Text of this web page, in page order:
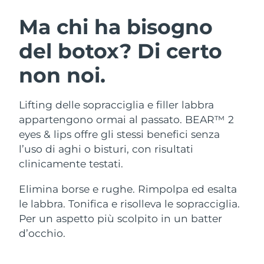
Ma chi ha bisogno
del botox? Di certo
non noi.
Lifting delle sopracciglia e filler labbra
appartengono ormai al passato. BEAR™ 2
eyes & lips offre gli stessi benefici senza
l’uso di aghi o bisturi, con risultati
clinicamente testati.
Elimina borse e rughe. Rimpolpa ed esalta
le labbra. Tonifica e risolleva le sopracciglia.
Per un aspetto più scolpito in un batter
d’occhio.
Detersione viso
Anti-aging massage
LUNA™ 4 Plus
Massage, LED heating
LUNA™ 4 Men
For men, anti-aging massage
Microcurrent toning
BEAR™ 2 go
Microcurrent toning on-the-go
BEAR™ 2 eyes & lips
Microcurrent line smoothing device
Idratazione
UFO™ 3 pacchetto
UFO™ 3 LED
Igiene orale
issa™ 4
issa™ 4 plus
NEW
Austria
Bahrein Consegna stimata8/12/26
Belgio
Bermuda Consegna stimata
Bosnia ed
Erzegovina
Consegna stimata8/14/26
Brunei
Bulgaria Consegna stimata
Canada Consegna stimata8/15/26